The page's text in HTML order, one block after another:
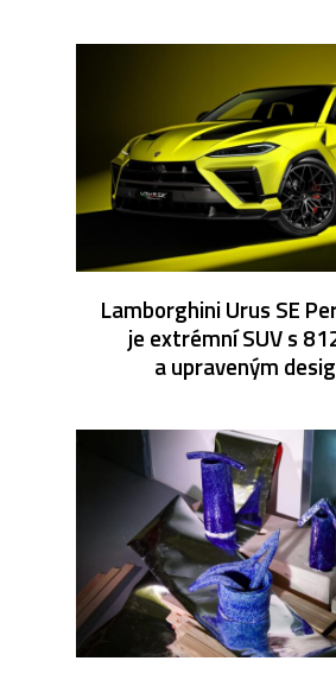
Lamborghini Urus SE
je extrémní SUV s
a upraveným